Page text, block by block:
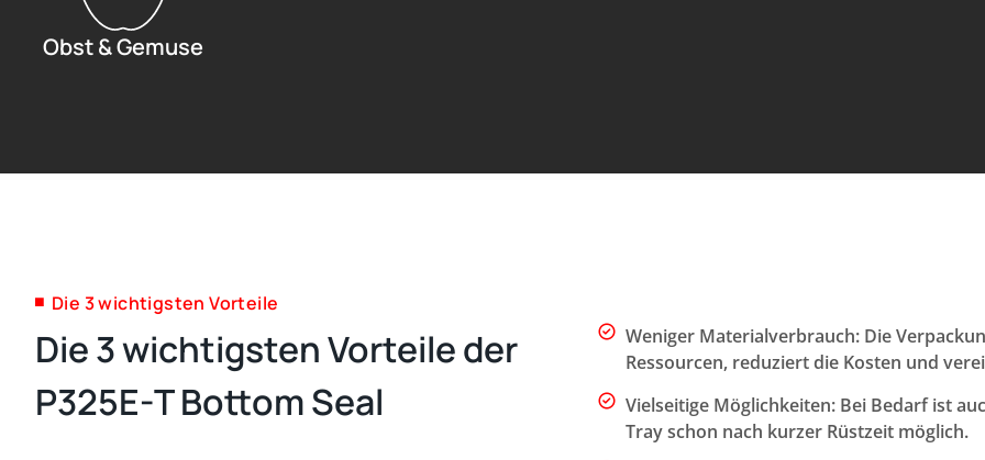
Obst & Gemuse
Die 3 wichtigsten Vorteile
Die 3 wichtigsten Vorteile der
P325E-T Bottom Seal
Weniger Materialverbrauch: Die
Ressourcen, reduziert die Kosten und
Vielseitige Möglichkeiten: Bei Bedarf ist
Tray schon nach kurzer Rüstzeit möglich.